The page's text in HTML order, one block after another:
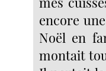
encore
Noël en
montait